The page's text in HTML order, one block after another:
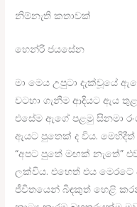
නිම්නැති කතාවක්
හෙන්රි ජයසේන
මා මෙය උපුටා දැක්වූයේ
වටහා ගැනීම ආදියට ඇය
එසේම ඇගේ පළමු සිනමා
ඇයට පුතෙක් ද විය.
“අපට පුතේ මඟක් නැතේ”
ලක්විය. එහෙත් එය මෙරටේ
ජීවිතයෙන් බිඳකුත් හෙළි